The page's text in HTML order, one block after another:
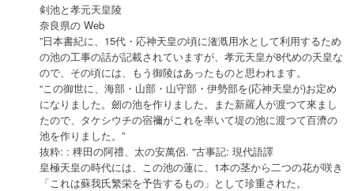
剣池と孝元天皇陵
奈良県の Web
”日本書紀に、15代・応神天皇の頃に潅漑用水として利用するため
の池の工事の話が記載されていますが、孝元天皇が8代めの天皇な
ので、その頃には、もう御陵はあったものと思われます。
“この御世に、海部・山部・山守部・伊勢部を(応神天皇が)お定め
になりました。劒の池を作りました。また新羅人が渡つて來まし
たので、タケシウチの宿禰がこれを率いて堤の池に渡つて百濟の
池を作りました。”
抜粋: : 稗田の阿禮、太の安萬侶. “古事記: 現代語譯
皇極天皇の時代には、この池の蓮に、1本の茎から二つの花が咲き
「これは蘇我氏繁栄を予告するもの」として珍重された。